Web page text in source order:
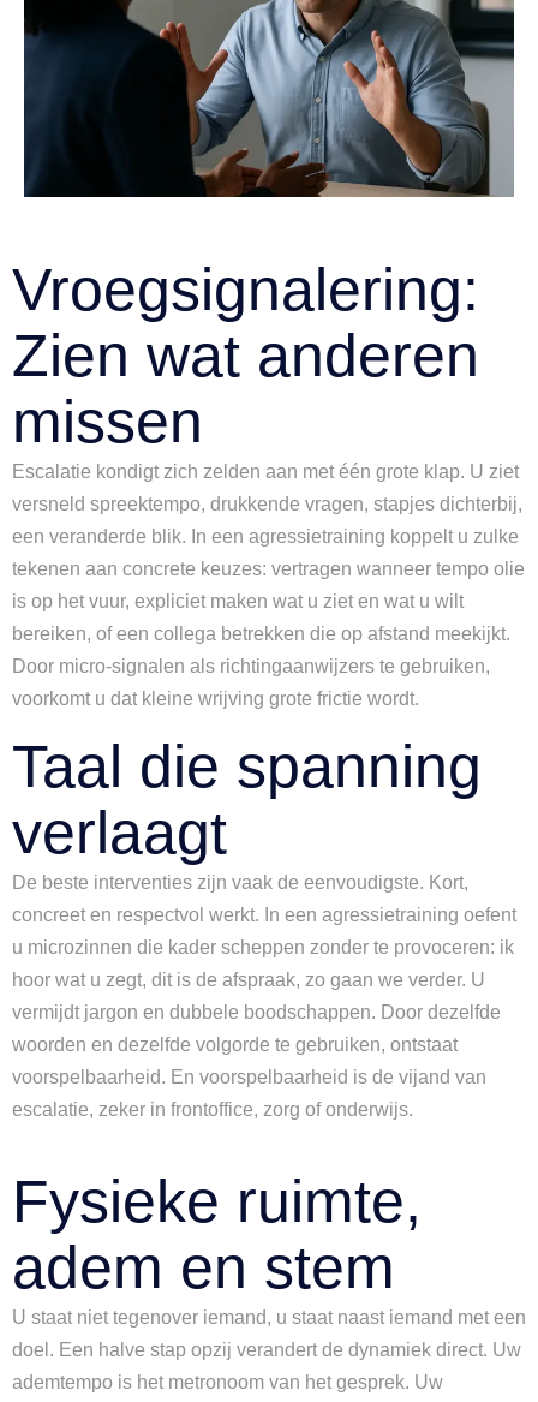
Vroegsignalering:
Zien wat anderen
missen
Escalatie kondigt zich zelden aan met één grote klap. U ziet
versneld spreektempo, drukkende vragen, stapjes dichterbij,
een veranderde blik. In een agressietraining koppelt u zulke
tekenen aan concrete keuzes: vertragen wanneer tempo olie
is op het vuur, expliciet maken wat u ziet en wat u wilt
bereiken, of een collega betrekken die op afstand meekijkt.
Door micro-signalen als richtingaanwijzers te gebruiken,
voorkomt u dat kleine wrijving grote frictie wordt.
Taal die spanning
verlaagt
De beste interventies zijn vaak de eenvoudigste. Kort,
concreet en respectvol werkt. In een agressietraining oefent
u microzinnen die kader scheppen zonder te provoceren: ik
hoor wat u zegt, dit is de afspraak, zo gaan we verder. U
vermijdt jargon en dubbele boodschappen. Door dezelfde
woorden en dezelfde volgorde te gebruiken, ontstaat
voorspelbaarheid. En voorspelbaarheid is de vijand van
escalatie, zeker in frontoffice, zorg of onderwijs.
Fysieke ruimte,
adem en stem
U staat niet tegenover iemand, u staat naast iemand met een
doel. Een halve stap opzij verandert de dynamiek direct. Uw
ademtempo is het metronoom van het gesprek. Uw